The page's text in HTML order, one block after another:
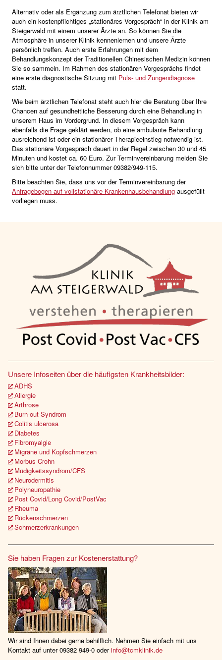
Alternativ oder als Ergänzung zum ärztlichen Telefonat bieten wir
auch ein kostenpflichtiges „stationäres Vorgespräch“ in der Klinik am
Steigerwald mit einem unserer Ärzte an. So können Sie die
Atmosphäre in unserer Klinik kennenlernen und unsere Ärzte
persönlich treffen. Auch erste Erfahrungen mit dem
Behandlungskonzept der Traditionellen Chinesischen Medizin können
Sie so sammeln. Im Rahmen des stationären Vorgesprächs findet
eine erste diagnostische Sitzung mit Puls- und Zungendiagnose
statt.
Wie beim ärztlichen Telefonat steht auch hier die Beratung über Ihre
Chancen auf gesundheitliche Besserung durch eine Behandlung in
unserem Haus im Vordergrund. In diesem Vorgespräch kann
ebenfalls die Frage geklärt werden, ob eine ambulante Behandlung
ausreichend ist oder ein stationärer Therapieeinstieg notwendig ist.
Das stationäre Vorgespräch dauert in der Regel zwischen 30 und 45
Minuten und kostet ca. 60 Euro. Zur Terminvereinbarung melden Sie
sich bitte unter der Telefonnummer 09382/949-115.
Bitte beachten Sie, dass uns vor der Terminvereinbarung der
Anfragebogen auf vollstationäre Krankenhausbehandlung ausgefüllt
vorliegen muss.
Unsere Infoseiten über die häufigsten Krankheitsbilder:
ADHS
Allergie
Arthrose
Burn-out-Syndrom
Colitis ulcerosa
Diabetes
Fibromyalgie
Migräne und Kopfschmerzen
Morbus Crohn
Müdigkeitssyndrom/CFS
Neurodermitis
Polyneuropathie
Post Covid/Long Covid/PostVac
Rheuma
Rückenschmerzen
Schmerzerkrankungen
Sie haben Fragen zur Kostenerstattung?
Wir sind Ihnen dabei gerne behilflich. Nehmen Sie einfach mit uns
Kontakt auf unter 09382 949-0 oderinfo@tcmklinik.de